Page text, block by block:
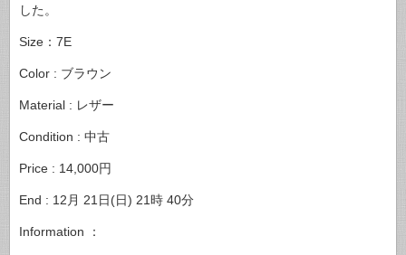
した。
Size：7E
Color : ブラウン
Material : レザー
Condition : 中古
Price : 14,000円
End : 12月 21日(日) 21時 40分
Information ：